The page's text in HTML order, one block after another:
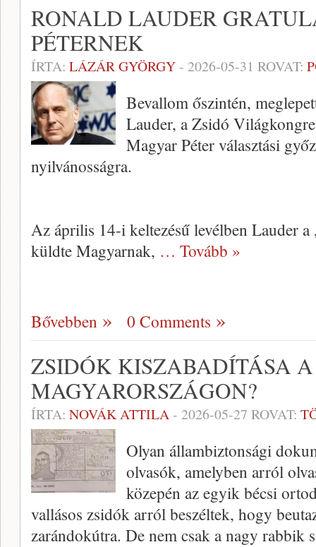
RONALD LAUDER
PÉTERNEK
ÍRTA: LÁZÁR GYÖRGY- 2026-05-31 ROVAT:
Bevallom őszintén,
Lauder, a Zsidó
Magyar Péter választási
nyilvánosságra.
Az április 14-i keltezésű levélben Lauder a
küldte Magyarnak, … Tovább »
Bővebben 0 Comments
ZSIDÓK KISZABADÍTÁSA
MAGYARORSZÁGON?
ÍRTA: NOVÁK ATTILA- 2026-05-27 ROVAT:
Olyan állambiztonsági
olvasók, amelyben arról
közepén az egyik bécsi
vallásos zsidók arról beszéltek, hogy
zarándokútra. De nem csak a nagy rabbik